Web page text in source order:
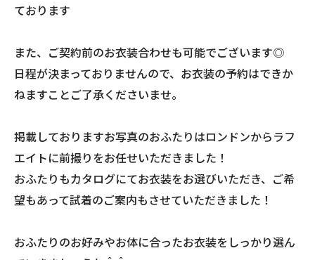
ております
また、ご契約前のお衣装合わせも可能でございます◎
日程が決まっておりませんので、お衣装の予約はできか
ねますことご了承くださいませ。
掲載しておりますお写真のおふたりはロンドンからラフ
エイトに前撮りをお任せいただきました！
おふたりもカタログにてお衣装をお選びいただき、ご希
望もあって試着のご案内もさせていただきました！
おふたりのお好みやお体に合ったお衣装をしっかり選ん